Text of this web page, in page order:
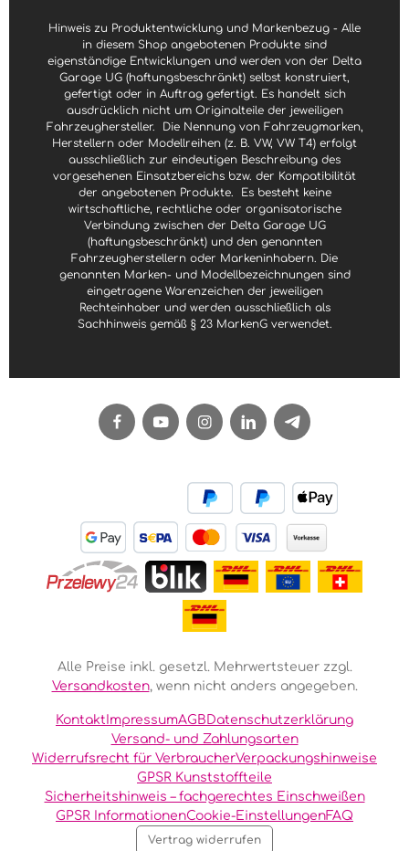
Hinweis zu Produktentwicklung und Markenbezug - Alle
in diesem Shop angebotenen Produkte sind
eigenständige Entwicklungen und werden von der Delta
Garage UG (haftungsbeschränkt) selbst konstruiert,
gefertigt oder in Auftrag gefertigt. Es handelt sich
ausdrücklich nicht um Originalteile der jeweiligen
Fahrzeughersteller.
Die Nennung von Fahrzeugmarken,
Herstellern oder Modellreihen (z. B. VW, VW T4) erfolgt
ausschließlich zur eindeutigen Beschreibung des
vorgesehenen Einsatzbereichs bzw. der Kompatibilität
der angebotenen Produkte.
Es besteht keine
wirtschaftliche, rechtliche oder organisatorische
Verbindung zwischen der Delta Garage UG
(haftungsbeschränkt) und den genannten
Fahrzeugherstellern oder Markeninhabern. Die
genannten Marken- und Modellbezeichnungen sind
eingetragene Warenzeichen der jeweiligen
Rechteinhaber und werden ausschließlich als
Sachhinweis gemäß § 23 MarkenG verwendet.
Alle Preise inkl. gesetzl. Mehrwertsteuer zzgl.
Versandkosten, wenn nicht anders angegeben.
Kontakt ImpressumAGB Datenschutzerklärung
Versand- und Zahlungsarten
Widerrufsrecht für VerbraucherVerpackungshinweise
GPSR Kunststoffteile
Sicherheitshinweis – fachgerechtes Einschweißen
GPSR InformationenCookie-EinstellungenFAQ
Vertrag widerrufen